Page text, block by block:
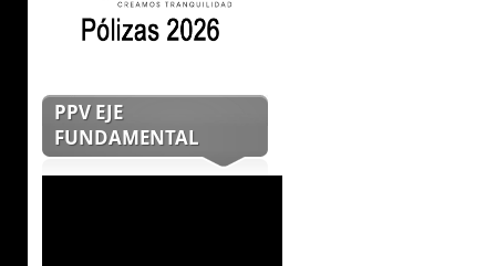
PPV EJE
FUNDAMENTAL